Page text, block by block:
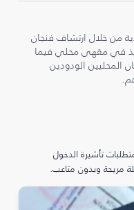
من خلال ارتشاف فنجان
في مقهى محلي فيما
المحليين الودودين
تأشيرة الدخول
مريحة وبدون متاعب.